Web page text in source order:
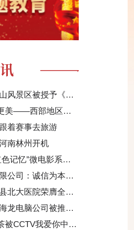
风景区被授予《大
美——西部地区生
着赛事去旅游
南林州开机
记忆”微电影系列
公司：诚信为本，
北大医院荣膺全国
龙电脑公司被推选
信AAA级企业
被CCTV我爱你中华